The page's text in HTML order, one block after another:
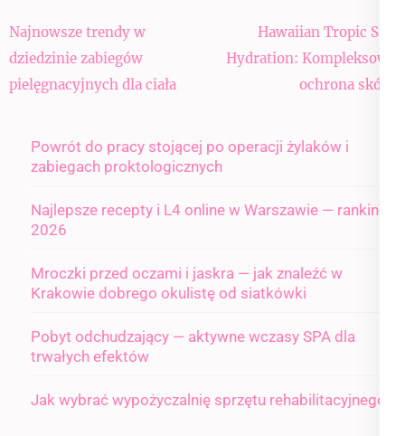
Nawigacja
wpisu
Najnowsze trendy w
dziedzinie zabiegów
pielęgnacyjnych dla ciała
Hawaiian Tropic Silk
Hydration: Kompleksowa
ochrona skóry
Powrót do pracy stojącej po operacji żylaków i
zabiegach proktologicznych
Najlepsze recepty i L4 online w Warszawie — ranking
2026
Mroczki przed oczami i jaskra — jak znaleźć w
Krakowie dobrego okulistę od siatkówki
Pobyt odchudzający — aktywne wczasy SPA dla
trwałych efektów
Jak wybrać wypożyczalnię sprzętu rehabilitacyjnego